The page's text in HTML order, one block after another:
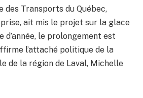
des Transports du Québec,
ait mis le projet sur la glace
d’année, le prolongement est
l’attaché politique de la
de la région de Laval, Michelle